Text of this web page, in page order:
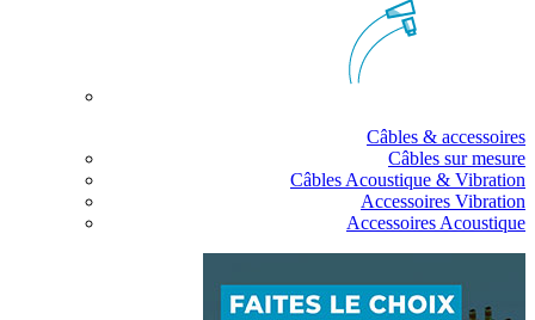
Câbles & accessoires
Câbles sur mesure
Câbles Acoustique & Vibration
Accessoires Vibration
Accessoires Acoustique